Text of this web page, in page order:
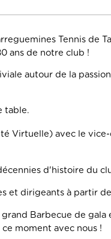
Tennis de
ans de notre club !
autour de la
table.
Virtuelle) avec le
d'histoire du
et dirigeants à partir de
Barbecue de gala
moment avec nous !